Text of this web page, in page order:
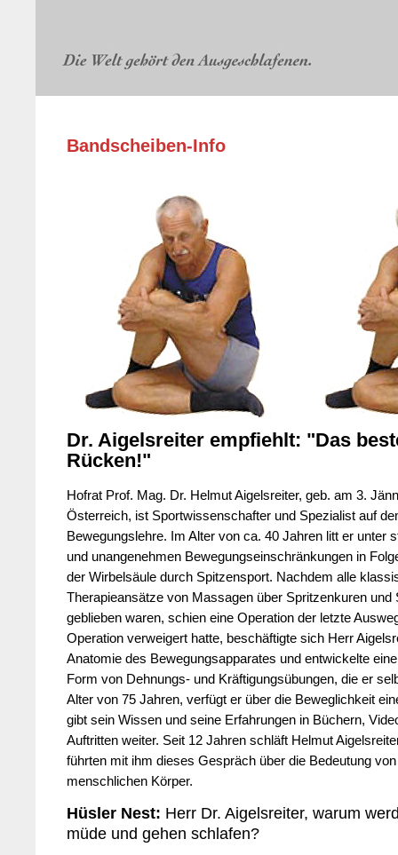
Bandscheiben-Info
Dr. Aigelsreiter empfiehlt: "Das
Rücken!"
Hofrat Prof. Mag. Dr. Helmut Aigelsreiter, geb. am 3.
Österreich, ist Sportwissenschafter und Spezialist auf
Bewegungslehre. Im Alter von ca. 40 Jahren litt er unter
und unangenehmen Bewegungseinschränkungen in
der Wirbelsäule durch Spitzensport. Nachdem alle
Therapieansätze von Massagen über Spritzenkuren
geblieben waren, schien eine Operation der letzte
Operation verweigert hatte, beschäftigte sich Herr
Anatomie des Bewegungsapparates und entwickelte
Form von Dehnungs- und Kräftigungsübungen, die er
Alter von 75 Jahren, verfügt er über die Beweglichkeit
gibt sein Wissen und seine Erfahrungen in Büchern,
Auftritten weiter. Seit 12 Jahren schläft Helmut
führten mit ihm dieses Gespräch über die Bedeutung
menschlichen Körper.
Hüsler Nest: Herr Dr. Aigelsreiter, warum
müde und gehen schlafen?